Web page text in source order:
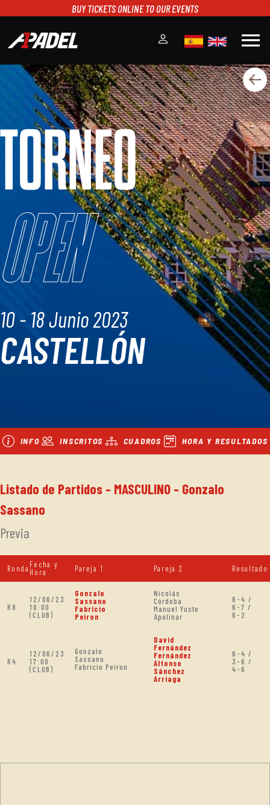
BUY TICKETS ONLINE TO OUR EVENTS
menu
A1PADEL
RANKING
CALENDARIO
TORNEOS
NOTICIAS
MULTIMEDIA
SCOREBOARD
STREAMING
TORNEO
Open
10 - 18 Junio 2023
CASTELLÓN
INFO INSCRITOS CUADROS HORA Y RESULTADOS
Listado de Partidos - MASCULINO - Gonzalo
Sassano
Previa
Ronda Fecha y
Hora
Pareja 1 Pareja 2 Resultado
R8
12/06/23
10:00
(CLUB)
Gonzalo
Sassano
Fabricio
Peiron
Nicolás
Córdoba
Manuel Yuste
Apolinar
6-4 /
6-7 /
6-2
R4
12/06/23
17:00
(CLUB)
Gonzalo
Sassano
Fabricio Peiron
David
Fernández
Fernández
Alfonso
Sánchez
Arriaga
6-4 /
3-6 /
4-6